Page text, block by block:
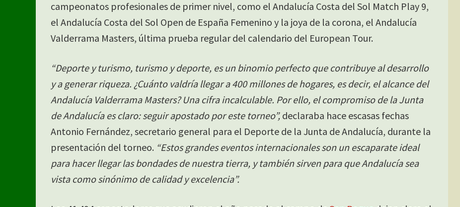
campeonatos profesionales de primer nivel, como el Andalucía Costa del Sol Match Play 9,
el Andalucía Costa del Sol Open de España Femenino y la joya de la corona, el Andalucía
Valderrama Masters, última prueba regular del calendario del European Tour.
“Deporte y turismo, turismo y deporte, es un binomio perfecto que contribuye al desarrollo
y a generar riqueza. ¿Cuánto valdría llegar a 400 millones de hogares, es decir, el alcance del
Andalucía Valderrama Masters? Una cifra incalculable. Por ello, el compromiso de la Junta
de Andalucía es claro: seguir apostado por este torneo”, declaraba hace escasas fechas
Antonio Fernández, secretario general para el Deporte de la Junta de Andalucía, durante la
presentación del torneo. “Estos grandes eventos internacionales son un escaparate ideal
para hacer llegar las bondades de nuestra tierra, y también sirven para que Andalucía sea
vista como sinónimo de calidad y excelencia”.